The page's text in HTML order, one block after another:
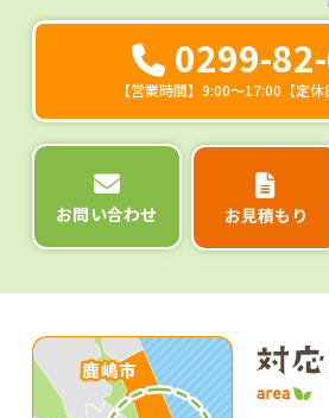
0299-
【営業時間】9:00～17:00【定
お問い合わせ お見積もり